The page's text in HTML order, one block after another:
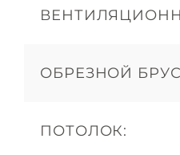
ОБРЕЗНОЙ
ПОТОЛОК: